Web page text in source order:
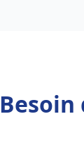
Besoin